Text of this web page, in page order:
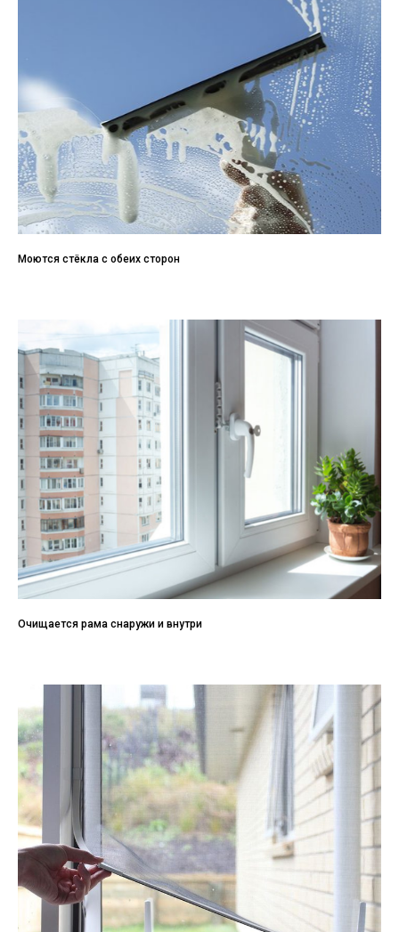
Моются стёкла с обеих сторон
Очищается рама снаружи и внутри